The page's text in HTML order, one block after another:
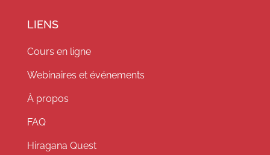
LIENS
Cours en ligne
Webinaires et événements
À propos
FAQ
Hiragana Quest